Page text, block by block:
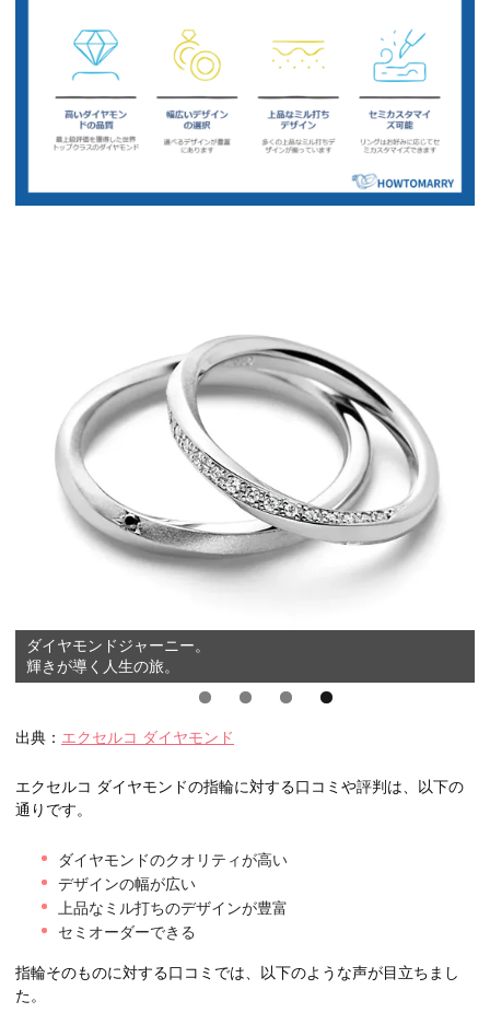
ダイヤモンドジャーニー。
輝きが導く人生の旅。
出典： エクセルコ ダイヤモンド
エクセルコ ダイヤモンドの指輪に対する口コミや評判は、以下の
通りです。
ダイヤモンドのクオリティが高い
デザインの幅が広い
上品なミル打ちのデザインが豊富
セミオーダーできる
指輪そのものに対する口コミでは、以下のような声が目立ちまし
た。